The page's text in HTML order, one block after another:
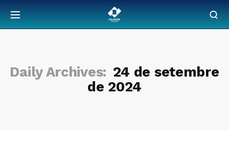
Daily Archives: 24 de setembre
de 2024